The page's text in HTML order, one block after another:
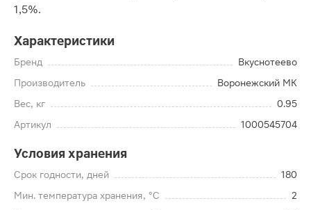
1,5%.
Характеристики
Бренд
Вкуснотеево
Производитель
Воронежский МК
Вес, кг
0.95
Артикул
1000545704
Условия хранения
Срок годности, дней
180
Мин. температура хранения, °C
2